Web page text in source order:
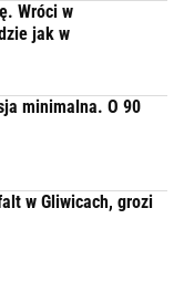
Wróci w
jak w
minimalna. O 90
w Gliwicach, grozi